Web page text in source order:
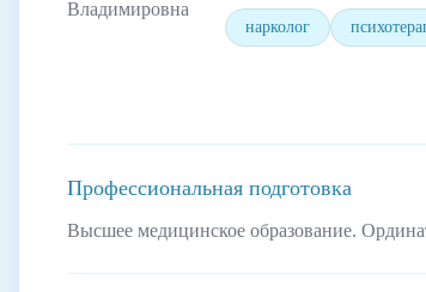
нарколог
Профессиональная подготовка
Высшее медицинское образование.